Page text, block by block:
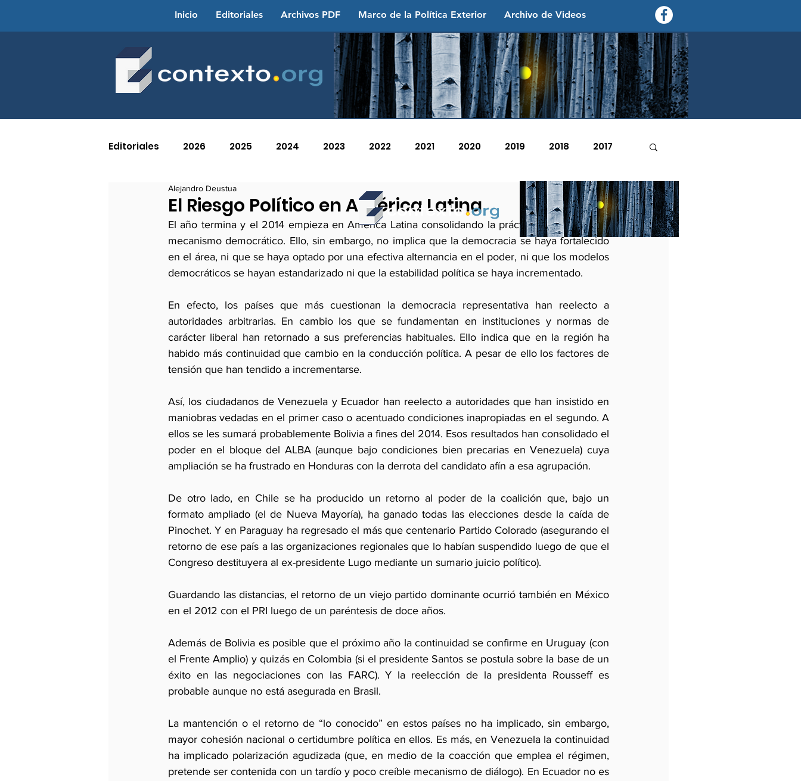
Inicio Editoriales Archivos PDF Marco de la Política Exterior Archivo de Videos
contexto - politica exterior
Editoriales 2026 2025 2024 2023 2022 2021 2020 2019 2018 2017
2015 2014 2013 2011 2007 2006
2004 2003
El Riesgo Político en América Latina
Alejandro Deustua
El año termina y el 2014 empieza en América Latina consolidando la práctica electoral como
mecanismo democrático. Ello, sin embargo, no implica que la democracia se haya fortalecido
en el área, ni que se haya optado por una efectiva alternancia en el poder, ni que los modelos
democráticos se hayan estandarizado ni que la estabilidad política se haya incrementado.
En efecto, los países que más cuestionan la democracia representativa han reelecto a
autoridades arbitrarias. En cambio los que se fundamentan en instituciones y normas de
carácter liberal han retornado a sus preferencias habituales. Ello indica que en la región ha
habido más continuidad que cambio en la conducción política. A pesar de ello los factores de
tensión que han tendido a incrementarse.
Así, los ciudadanos de Venezuela y Ecuador han reelecto a autoridades que han insistido en
maniobras vedadas en el primer caso o acentuado condiciones inapropiadas en el segundo. A
ellos se les sumará probablemente Bolivia a fines del 2014. Esos resultados han consolidado el
poder en el bloque del ALBA (aunque bajo condiciones bien precarias en Venezuela) cuya
ampliación se ha frustrado en Honduras con la derrota del candidato afín a esa agrupación.
De otro lado, en Chile se ha producido un retorno al poder de la coalición que, bajo un
formato ampliado (el de Nueva Mayoría), ha ganado todas las elecciones desde la caída de
Pinochet. Y en Paraguay ha regresado el más que centenario Partido Colorado (asegurando el
retorno de ese país a las organizaciones regionales que lo habían suspendido luego de que el
Congreso destituyera al ex-presidente Lugo mediante un sumario juicio político).
Guardando las distancias, el retorno de un viejo partido dominante ocurrió también en México
en el 2012 con el PRI luego de un paréntesis de doce años.
Además de Bolivia es posible que el próximo año la continuidad se confirme en Uruguay (con
el Frente Amplio) y quizás en Colombia (si el presidente Santos se postula sobre la base de un
éxito en las negociaciones con las FARC). Y la reelección de la presidenta Rousseff es
probable aunque no está asegurada en Brasil.
La mantención o el retorno de “lo conocido” en estos países no ha implicado, sin embargo,
mayor cohesión nacional o certidumbre política en ellos. Es más, en Venezuela la continuidad
ha implicado polarización agudizada (que, en medio de la coacción que emplea el régimen,
pretende ser contenida con un tardío y poco creíble mecanismo de diálogo). En Ecuador no es